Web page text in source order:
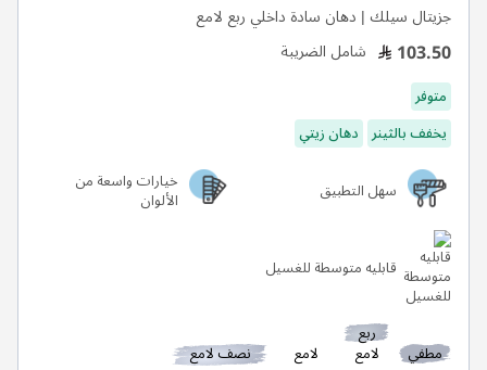
جزيتال سيلك | دهان سادة داخلي ربع لامع
103.50 شامل الضريبة
متوفر
يخفف بالثينر دهان زيتي
سهل التطبيق
خيارات واسعة من
الألوان
قابليه متوسطة للغسيل
مطفي
ربع
لامع لامع نصف لامع